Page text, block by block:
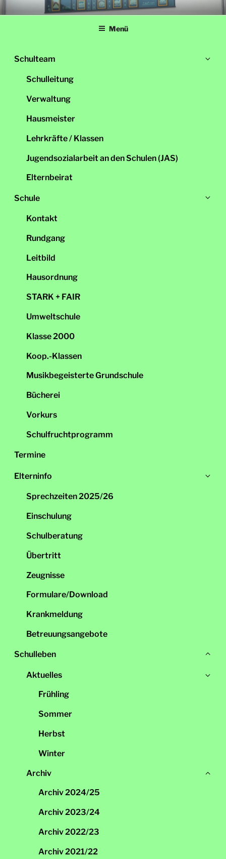
Zum
InhaltLINDENSCHULE
Grundschule Schwandorf
Menü
Schulteam
Schulleitung
Verwaltung
Hausmeister
Lehrkräfte / Klassen
Jugendsozialarbeit an den Schulen (JAS)
Elternbeirat
Schule
Kontakt
Rundgang
Leitbild
Hausordnung
STARK + FAIR
Umweltschule
Klasse 2000
Koop.-Klassen
Musikbegeisterte Grundschule
Bücherei
Vorkurs
Schulfruchtprogramm
Termine
Elterninfo
Sprechzeiten 2025/26
Einschulung
Schulberatung
Übertritt
Zeugnisse
Formulare/Download
Krankmeldung
Betreuungsangebote
Schulleben
Aktuelles
Frühling
Sommer
Herbst
Winter
Archiv
Archiv 2024/25
Archiv 2023/24
Archiv 2022/23
Archiv 2021/22